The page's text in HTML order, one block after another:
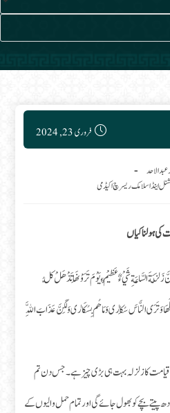
Post published:
فروری 23, 2024
عبدالاحد
اینڈ اسلامک ریسرچ اکیڈمی
کی ہولناکیاں
زَلْزَلَةَ السَّاعَةِ شَيْءٌ عَظِيْمٌ، يَوْمَ تَرَوْنَهَا تَذْهَلْ كُلُّ
النَّاسَ سُكَارٰى وَمَا هُم بِسُكَارٰى وَلَكِنَّ عَذَابَ اللَّهِ
قیامت کا زلزلہ بہت ہی بڑی چیز ہے۔ جس دن تم
پیتے بچے کو بھول جائے گی اور تمام حمل والیوں کے